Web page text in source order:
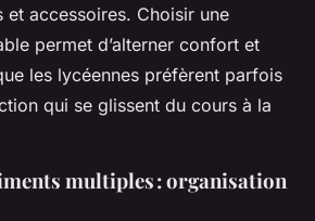
et accessoires. Choisir une
permet d’alterner confort et
les lycéennes préfèrent parfois
qui se glissent du cours à la
multiples : organisation